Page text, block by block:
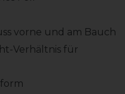
vorne und am Bauch
Verhältnis für